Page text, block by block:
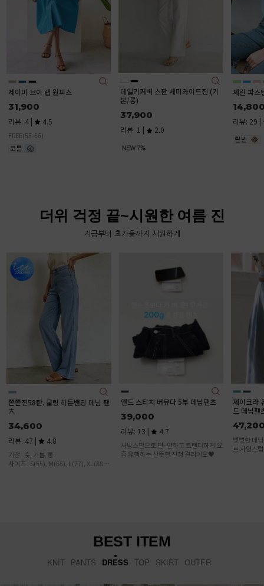
제이미 브이 랩 원피스
31,900
리뷰: 4 | 4.5
FREE(55-66)
데일리커버 스판 세미와이드진 (기
본/롱)
37,900
리뷰: 1 | 2.0
제린 파스
리뷰: 29 |
더위 걱정 끝~시원한 여름 진
지금부터 초가을까지 시원하게
앤드 스티치 버뮤다 5부 데님팬츠
39,000
리뷰: 13 |
사방스판으로 편~안하고 트랜디하게!요
즘 유행하는 산뜻한 진청 컬러에요♥
제이크라 유연한 여유핏 핀턱 와이
47,200
로 자연스럽게 흐르는 세련된 데님:)
(2기장)빈
츠
31,500
리뷰: 6 |
BEST ITEM